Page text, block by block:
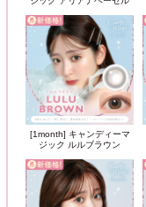
[1month] キャンディーマ
ジック ルルブラウン